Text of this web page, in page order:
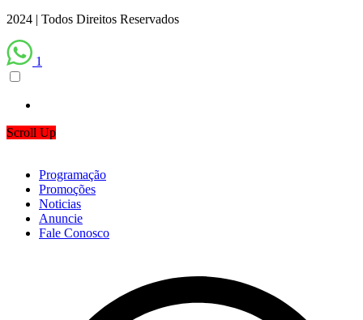
2024 | Todos Direitos Reservados
1
Scroll Up
Programação
Promoções
Noticias
Anuncie
Fale Conosco